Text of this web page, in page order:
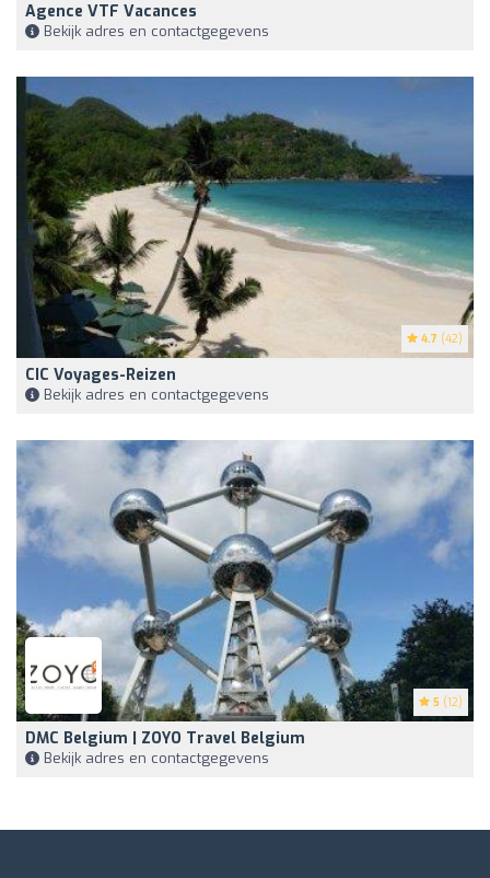
Agence VTF Vacances
Bekijk adres en contactgegevens
4.7 (42)
CIC Voyages-Reizen
Bekijk adres en contactgegevens
5 (12)
DMC Belgium | ZOYO Travel Belgium
Bekijk adres en contactgegevens